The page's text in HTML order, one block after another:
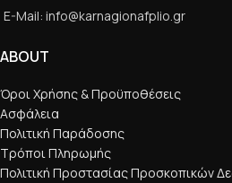
E-Mail: info@karnagionafplio.gr
ABOUT
Όροι Χρήσης & Προϋποθέσεις
Ασφάλεια
Πολιτική Παράδοσης
Τρόποι Πληρωμής
Πολιτική Προστασίας Προσκοπικών